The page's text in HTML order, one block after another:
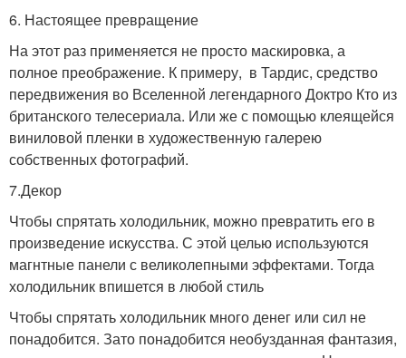
6. Настоящее превращение
На этот раз применяется не просто маскировка, а
полное преображение. К примеру, в Тардис, средство
передвижения во Вселенной легендарного Доктро Кто из
британского телесериала. Или же с помощью клеящейся
виниловой пленки в художественную галерею
собственных фотографий.
7.Декор
Чтобы спрятать холодильник, можно превратить его в
произведение искусства. С этой целью используются
магнтные панели с великолепными эффектами. Тогда
холодильник впишется в любой стиль
Чтобы спрятать холодильник много денег или сил не
понадобится. Зато понадобится необузданная фантазия,